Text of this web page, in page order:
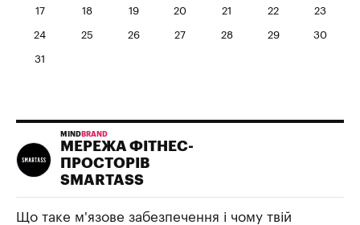
17 18 19 20 21 22 23
24 25 26 27 28 29 30
31
MIND BRAND
МЕРЕЖА ФІТНЕС-
ПРОСТОРІВ
SMARTASS
Що таке м'язове забезпечення і чому твій